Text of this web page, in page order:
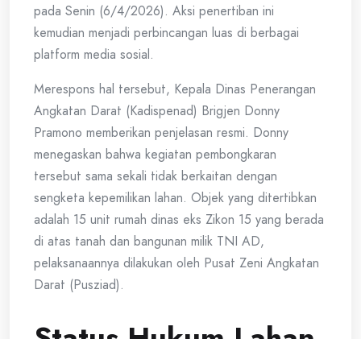
pada Senin (6/4/2026). Aksi penertiban ini
kemudian menjadi perbincangan luas di berbagai
platform media sosial.
Merespons hal tersebut, Kepala Dinas Penerangan
Angkatan Darat (Kadispenad) Brigjen Donny
Pramono memberikan penjelasan resmi. Donny
menegaskan bahwa kegiatan pembongkaran
tersebut sama sekali tidak berkaitan dengan
sengketa kepemilikan lahan. Objek yang ditertibkan
adalah 15 unit rumah dinas eks Zikon 15 yang berada
di atas tanah dan bangunan milik TNI AD,
pelaksanaannya dilakukan oleh Pusat Zeni Angkatan
Darat (Pusziad).